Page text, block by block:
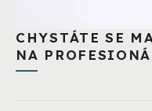
CHYSTÁTE SE
NA